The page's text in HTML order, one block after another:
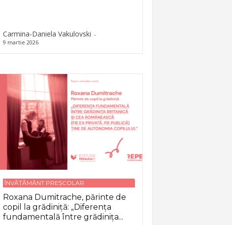
Carmina-Daniela Vakulovski -
9 martie 2026
ÎNVĂȚĂMÂNT PREȘCOLAR
Roxana Dumitrache, părinte de
copil la grădiniță: „Diferența
fundamentală între grădinița...